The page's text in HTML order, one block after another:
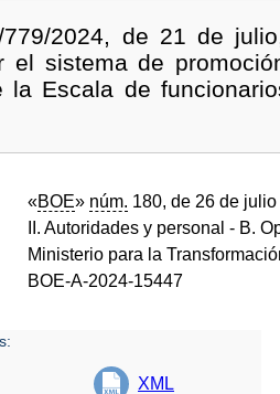
779/2024, de 21 de
el sistema de
la Escala de
«BOE» núm. 180, de 26 de
II. Autoridades y personal - B.
Ministerio para la
BOE-A-2024-15447
XML